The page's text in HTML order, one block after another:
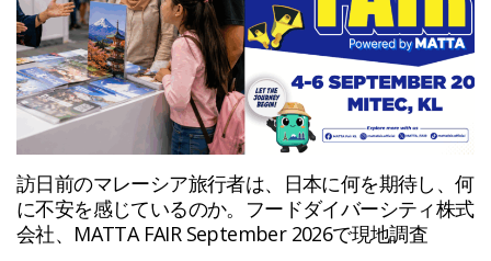
訪日前のマレーシア旅行者は、日本に何を期待し、何
に不安を感じているのか。フードダイバーシティ株式
会社、MATTA FAIR September 2026で現地調査